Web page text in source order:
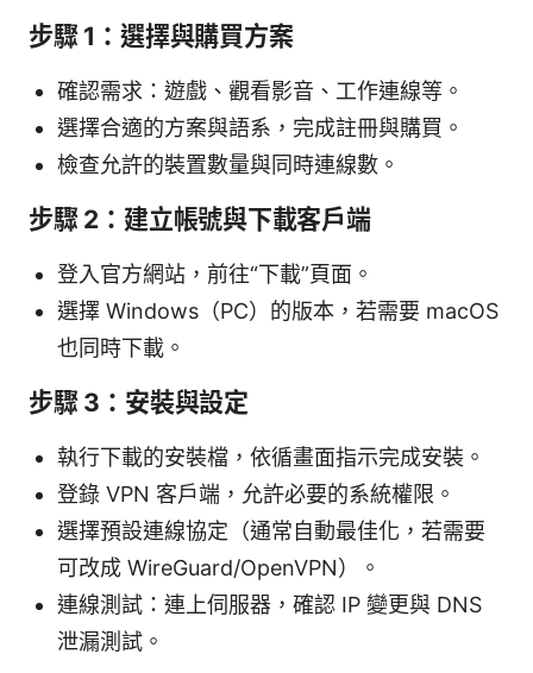
步驟 1：選擇與購買方案
確認需求：遊戲、觀看影音、工作連線等。
選擇合適的方案與語系，完成註冊與購買。
檢查允許的裝置數量與同時連線數。
步驟 2：建立帳號與下載客戶端
登入官方網站，前往“下載”頁面。
選擇 Windows（PC）的版本，若需要 macOS
也同時下載。
步驟 3：安裝與設定
執行下載的安裝檔，依循畫面指示完成安裝。
登錄 VPN 客戶端，允許必要的系統權限。
選擇預設連線協定（通常自動最佳化，若需要
可改成 WireGuard/OpenVPN）。
連線測試：連上伺服器，確認 IP 變更與 DNS
泄漏測試。